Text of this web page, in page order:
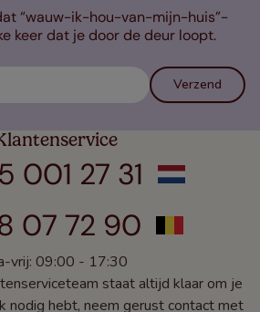
“wauw-ik-hou-van-mijn-huis”-
keer dat je door de deur loopt.
Verzend
001 27 31
07 72 90
vrij: 09:00 - 17:30
staat altijd klaar om je
nodig hebt, neem gerust contact met